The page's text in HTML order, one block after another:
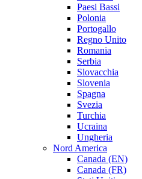
Paesi Bassi
Polonia
Portogallo
Regno Unito
Romania
Serbia
Slovacchia
Slovenia
Spagna
Svezia
Turchia
Ucraina
Ungheria
Nord America
Canada (EN)
Canada (FR)